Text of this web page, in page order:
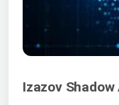
Izazov Shadow